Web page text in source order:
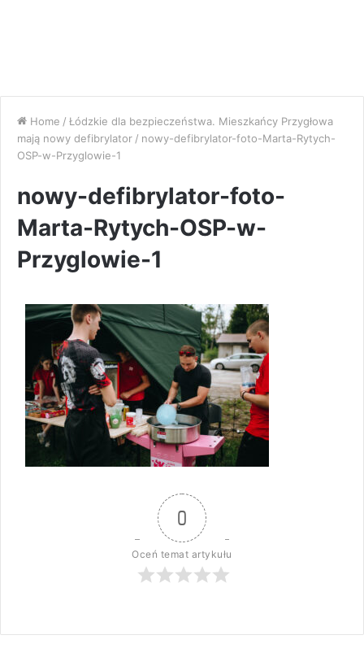
Home / Łódzkie dla bezpieczeństwa. Mieszkańcy Przygłowa
mają nowy defibrylator / nowy-defibrylator-foto-Marta-Rytych-
OSP-w-Przyglowie-1
nowy-defibrylator-foto-
Marta-Rytych-OSP-w-
Przyglowie-1
0
Oceń temat artykułu